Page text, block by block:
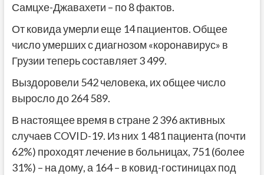
Самцхе-Джавахети – по 8 фактов.
От ковида умерли еще 14 пациентов. Общее
число умерших с диагнозом «коронавирус» в
Грузии теперь составляет 3 499.
Выздоровели 542 человека, их общее число
выросло до 264 589.
В настоящее время в стране 2 396 активных
случаев COVID-19. Из них 1 481 пациента (почти
62%) проходят лечение в больницах, 751 (более
31%) – на дому, а 164 – в ковид-гостиницах под